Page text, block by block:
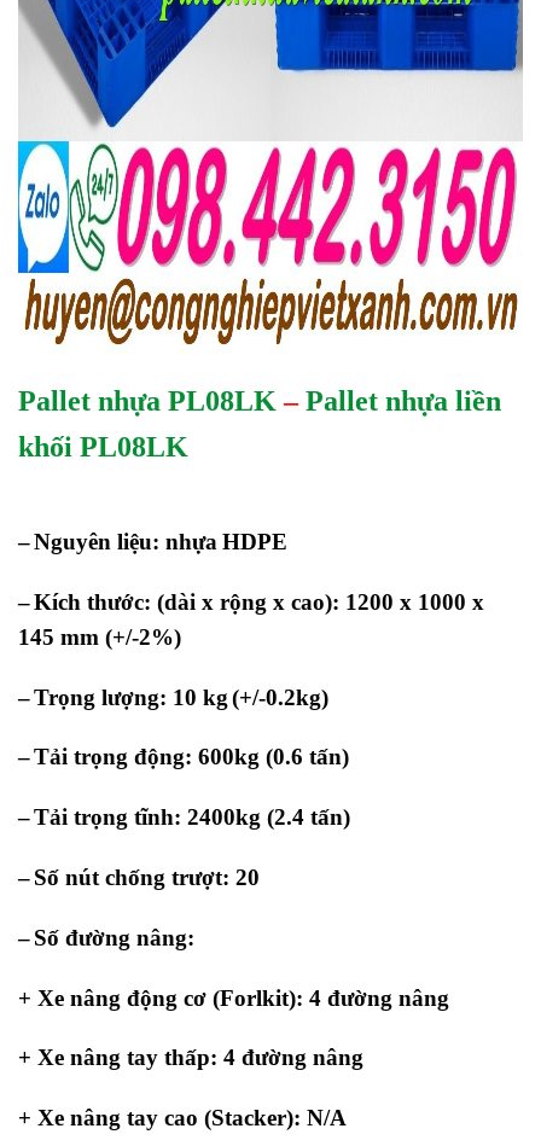
Pallet nhựa PL08LK –Pallet nhựa liền
khối PL08LK
–Nguyên liệu: nhựa HDPE
–Kích thước: (dài x rộng x cao): 1200 x 1000 x
145 mm (+/-2%)
–Trọng lượng: 10 kg(+/-0.2kg)
–Tải trọng động: 600kg (0.6 tấn)
–Tải trọng tĩnh: 2400kg (2.4 tấn)
–Số nút chống trượt: 20
–Số đường nâng:
+ Xe nâng động cơ (Forlkit): 4 đường nâng
+ Xe nâng tay thấp: 4 đường nâng
+ Xe nâng tay cao (Stacker): N/A